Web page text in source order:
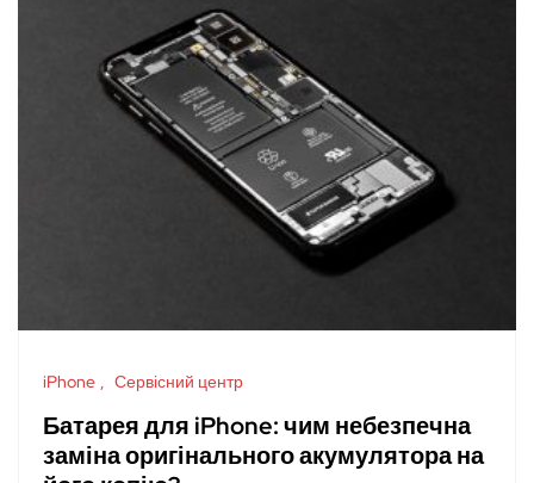
iPhone Сервісний центр
Батарея для iPhone: чим небезпечна
заміна оригінального акумулятора на